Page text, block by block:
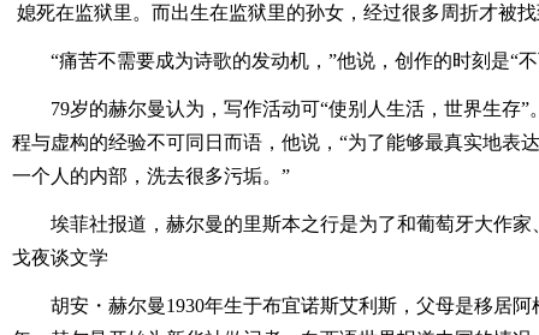
媳死在监狱里。而出生在监狱里的孙女，经过很多周折才被
“痛苦不需要成为诗歌的发动机，”他说，创作的时刻是“
79岁的赫尔曼认为，写作活动可“使别人生活，世界生存
程与虚构的经验不可同日而语，他说，“为了能够最真实地表
一个人的内部，洗去很多污垢。”
埃菲社报道，赫尔曼的里斯本之行是为了和葡萄牙大作
戈夜谈文学
胡安・赫尔曼1930年生于布宜诺斯艾利斯，父母是移居阿